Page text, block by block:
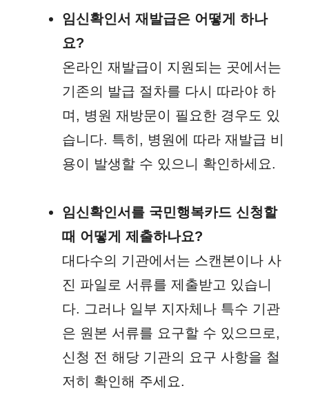
임신확인서 재발급은 어떻게 하나
요?
온라인 재발급이 지원되는 곳에서는
기존의 발급 절차를 다시 따라야 하
며, 병원 재방문이 필요한 경우도 있
습니다. 특히, 병원에 따라 재발급 비
용이 발생할 수 있으니 확인하세요.
임신확인서를 국민행복카드 신청할
때 어떻게 제출하나요?
대다수의 기관에서는 스캔본이나 사
진 파일로 서류를 제출받고 있습니
다. 그러나 일부 지자체나 특수 기관
은 원본 서류를 요구할 수 있으므로,
신청 전 해당 기관의 요구 사항을 철
저히 확인해 주세요.